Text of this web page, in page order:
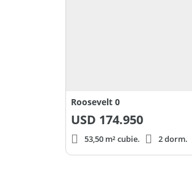
Roosevelt 0
USD 174.950
53,50 m² cubie. 2 dorm.